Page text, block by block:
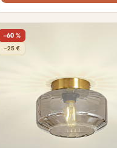
−60 %
−25 €